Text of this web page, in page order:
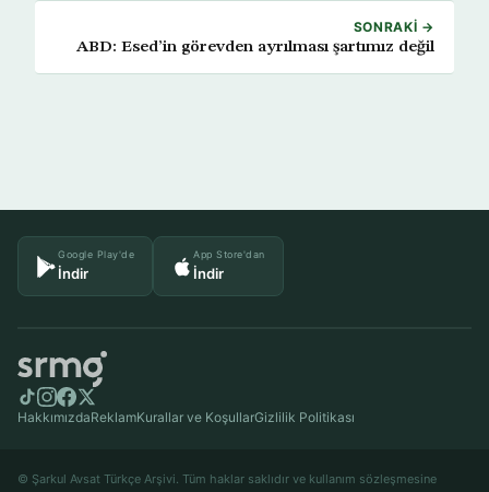
SONRAKI →
ABD: Esed’in görevden ayrılması şartımız değil
Google Play'de
İndir
App Store'dan
İndir
HakkımızdaReklamKurallar ve KoşullarGizlilik Politikası
© Şarkul Avsat Türkçe Arşivi. Tüm haklar saklıdır ve kullanım sözleşmesine